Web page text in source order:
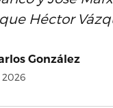
Héctor
González
2026